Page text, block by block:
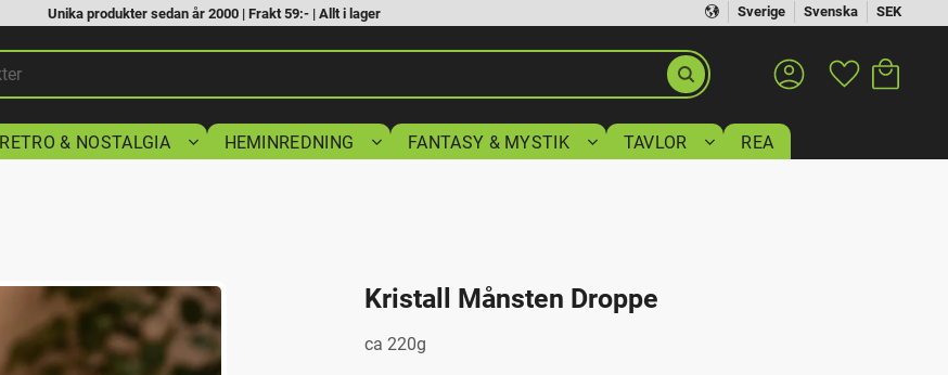
Sverige Svenska SEK
Unika produkter sedan år 2000 | Frakt 59:- | Allt i lager
Favoriter
RETRO & NOSTALGIA HEMINREDNING FANTASY & MYSTIK TAVLOR REA
Kristall Månsten Droppe
ca 220g